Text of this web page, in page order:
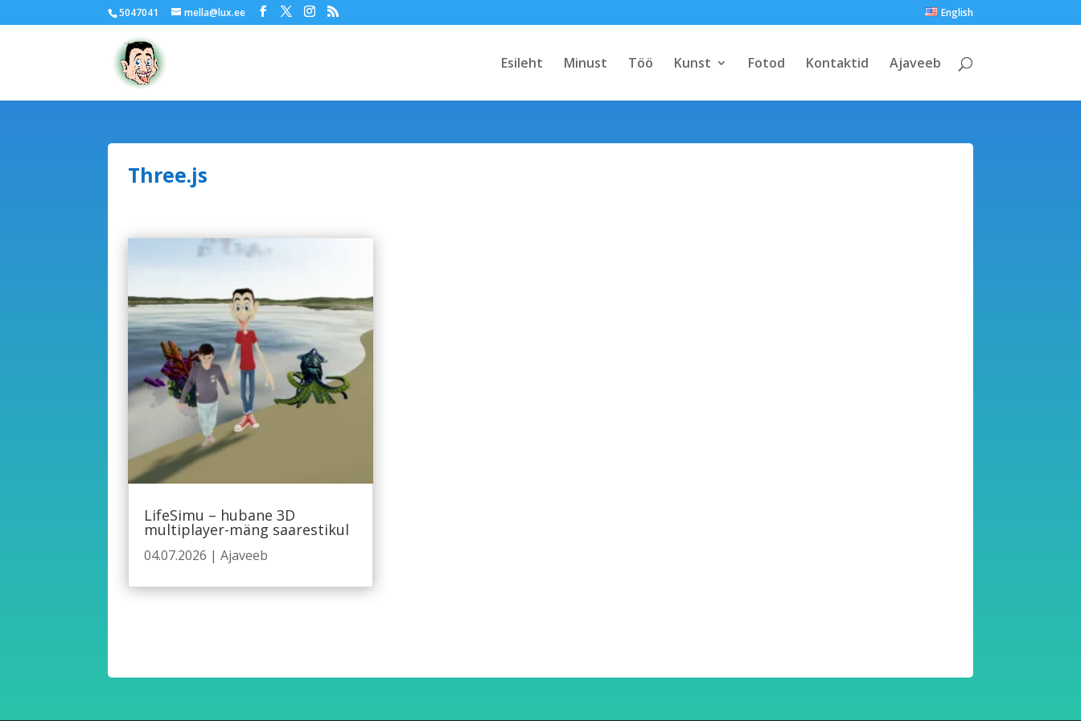
5047041 mella@lux.ee English
Esileht Minust Töö Kunst Fotod Kontaktid Ajaveeb
Three.js
LifeSimu – hubane 3D
multiplayer-mäng saarestikul
04.07.2026 |Ajaveeb